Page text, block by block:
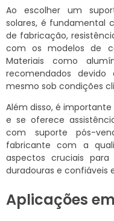
Ao escolher um
solares, é fundamental
de fabricação,
com os modelos de
Materiais como
recomendados
mesmo sob condições
Além disso, é
e se oferece
com suporte pós-
fabricante com a
aspectos cruciais
duradouras e confiáveis
Aplicações